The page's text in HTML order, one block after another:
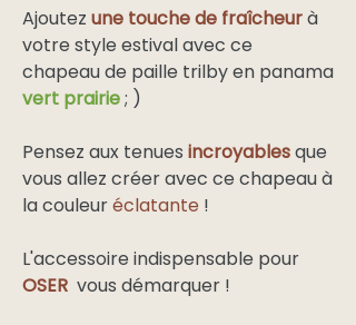
Ajoutez une touche de fraîcheurà
votre style estival avec ce
chapeau de paille trilby en panama
vert prairie; )
Pensez aux tenues incroyablesque
vous allez créer avec ce chapeau à
la couleuréclatante !
L'accessoire indispensable pour
OSER vous démarquer !